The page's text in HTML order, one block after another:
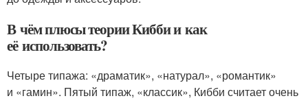
В чём плюсы теории Кибби и как
её использовать?
Четыре типажа: «драматик», «натурал», «романтик»
и «гамин». Пятый типаж, «классик», Кибби считает очень